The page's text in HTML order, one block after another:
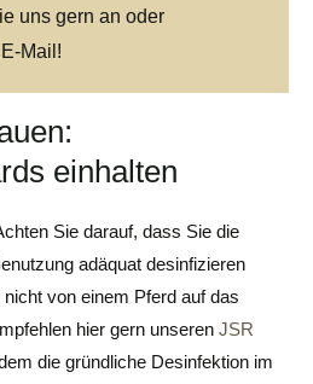
uns gern an oder
Mail!
einhalten
Sie darauf, dass Sie die
adäquat desinfizieren
von einem Pferd auf das
hier gern unseren JSR
die gründliche Desinfektion im